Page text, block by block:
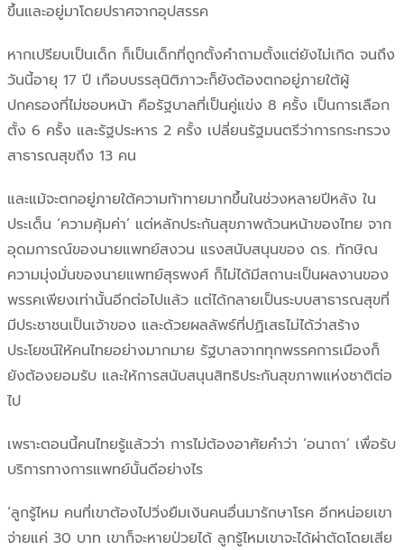
ขึ้นและอยู่มาโดยปราศจากอุปสรรค
หากเปรียบเป็นเด็ก ก็เป็นเด็กที่ถูกตั้งคำถามตั้งแต่ยังไม่เกิด จนถึง
วันนี้อายุ 17 ปี เกือบบรรลุนิติภาวะก็ยังต้องตกอยู่ภายใต้ผู้
ปกครองที่ไม่ชอบหน้า คือรัฐบาลที่เป็นคู่แข่ง 8 ครั้ง เป็นการเลือก
ตั้ง 6 ครั้ง และรัฐประหาร 2 ครั้ง เปลี่ยนรัฐมนตรีว่าการกระทรวง
สาธารณสุขถึง 13 คน
และแม้จะตกอยู่ภายใต้ความท้าทายมากขึ้นในช่วงหลายปีหลัง ใน
ประเด็น ‘ความคุ้มค่า’ แต่หลักประกันสุขภาพถ้วนหน้าของไทย จาก
อุดมการณ์ของนายแพทย์สงวน แรงสนับสนุนของ ดร. ทักษิณ
ความมุ่งมั่นของนายแพทย์สุรพงศ์ ก็ไม่ได้มีสถานะเป็นผลงานของ
พรรคเพียงเท่านั้นอีกต่อไปแล้ว แต่ได้กลายเป็นระบบสาธารณสุขที่
มีประชาชนเป็นเจ้าของ และด้วยผลลัพธ์ที่ปฏิเสธไม่ได้ว่าสร้าง
ประโยชน์ให้คนไทยอย่างมากมาย รัฐบาลจากทุกพรรคการเมืองก็
ยังต้องยอมรับ และให้การสนับสนุนสิทธิประกันสุขภาพแห่งชาติต่อ
ไป
เพราะตอนนี้คนไทยรู้แล้วว่า การไม่ต้องอาศัยคำว่า ‘อนาถา’ เพื่อรับ
บริการทางการแพทย์นั้นดีอย่างไร
‘ลูกรู้ไหม คนที่เขาต้องไปวิ่งยืมเงินคนอื่นมารักษาโรค อีกหน่อยเขา
จ่ายแค่ 30 บาท เขาก็จะหายป่วยได้ ลูกรู้ไหมเขาจะได้ผ่าตัดโดยเสีย